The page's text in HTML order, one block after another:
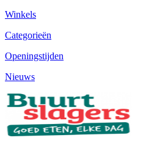
Winkels
Categorieën
Openingstijden
Nieuws